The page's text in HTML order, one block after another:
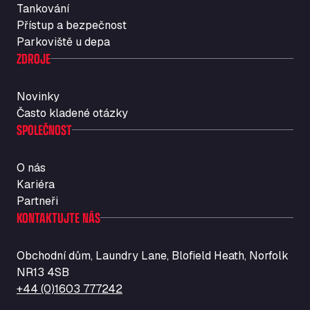
Str. Vigentina, 205 km 5+380, 27010
Autotransit Amann
Auf dem Dreisch 8, 34346
Avin Kominis
AW Jenkinson Runcorn Truck Parking
Ashville Way, WA7 3EZ
AWJ Penrith Truckstop
Backline Logistics Limited
Hill Barton Business park, EX5 1DR
Ballestas Flores
Ctra C 157 , 37009
Ballinluig, PH9 0LG
Bapaume Truck House A1
Tankování
Přístup a bezpečnost
Parkoviště u depa
ZDROJE
Novinky
Často kladené otázky
SPOLEČNOST
O nás
Kariéra
Partneři
KONTAKTUJTE NÁS
Obchodní dům, Laundry Lane, Blofield Heath, Norfolk
NR13 4SB
+44 (0)1603 777242